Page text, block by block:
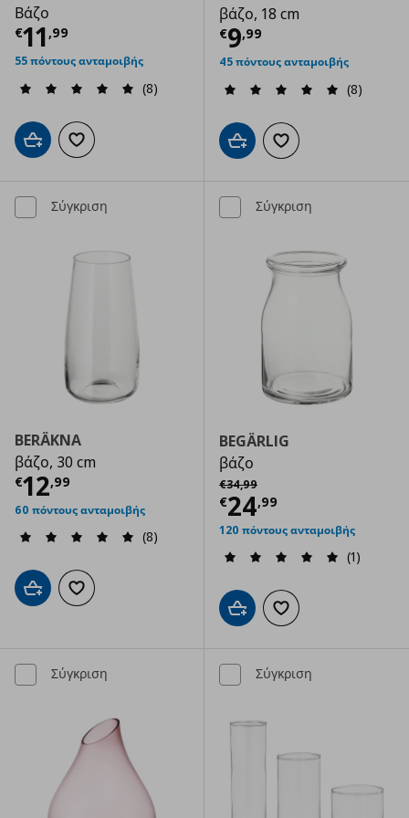
Βάζο
€11 ,99
Τρέχουσα τιμή € 11,99
55 πόντους ανταμοιβής
(8)
Προσθήκη στο καλάθι
Προσθήκη στα αγαπημένα
βάζο, 18 cm
€9,99
Τρέχουσα
45 πόντους ανταμοιβής
(8)
Προσθήκη στο καλάθι
Προσθήκη στα
Σύγκριση
BERÄKNA
βάζο, 30 cm
€12,99
Τρέχουσα τιμή € 12,99
60 πόντους ανταμοιβής
(8)
Προσθήκη στο καλάθι
Προσθήκη στα αγαπημένα
Σύγκριση
BEGÄRLIG
βάζο
€34,99
Αρχική τιμή
€24,99
Τρέχουσα
120 πόντους ανταμοιβής
(1)
Προσθήκη στο καλάθι
Προσθήκη στα
Σύγκριση Σύγκριση